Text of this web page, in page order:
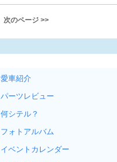
次のページ >>
愛車紹介
パーツレビュー
何シテル？
フォトアルバム
イベントカレンダー